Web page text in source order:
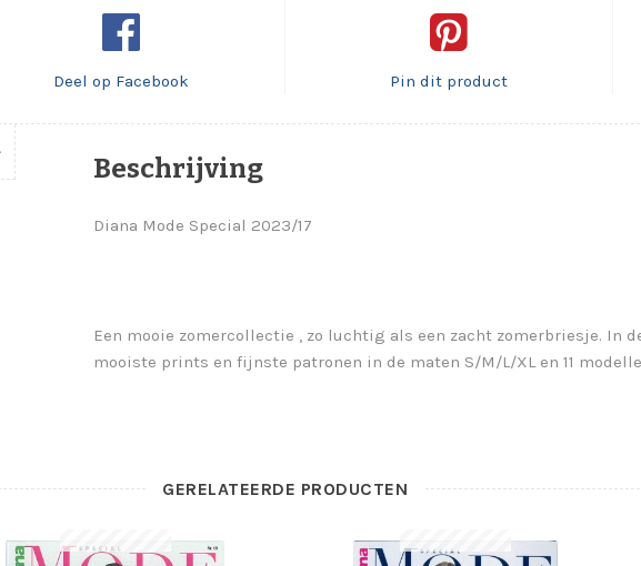
Deel op Facebook Pin dit product
Beschrijving
Diana Mode Special 2023/17
Een mooie zomercollectie , zo luchtig als een zacht zomerbriesje. In
mooiste prints en fijnste patronen in de maten S/M/L/XL en 11
GERELATEERDE PRODUCTEN